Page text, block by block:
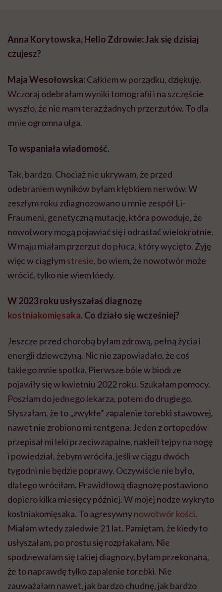
Anna Korytowska, Hello Zdrowie: Jak się dzisiaj
czujesz?
Maja Wesołowska: Całkiem w porządku, dziękuję.
Wczoraj odebrałam wyniki tomografii i na szczęście
wyszło, że nie mam teraz żadnych przerzutów. To dla
mnie ogromna ulga.
To wspaniała wiadomość.
Tak, bardzo. Chociaż nie ukrywam, że przed
odebraniem wyników byłam kłębkiem nerwów. W
zeszłym roku zdiagnozowano u mnie zespół Li-
Fraumeni, genetyczną mutację, która powoduje, że
nowotwory mogą pojawiać się i odrastać wielokrotnie.
W maju miałam przerzut do płuca, który wycięto. Żyję
więc w ciągłymstresie, bo wiem, że nowotwór może
wrócić, tylko nie wiem kiedy.
W 2023 roku usłyszałaś diagnozę
kostniakomięsaka. Co działo się wcześniej?
Jeszcze przed chorobą byłam zdrową, pełną życia i
energii dziewczyną. Nic nie zapowiadało, że coś
takiego mnie spotka. Pierwsze bóle w biodrze
pojawiły się w kwietniu 2022 roku. Szukałam pomocy.
Poszłam do jednego lekarza, potem do drugiego.
Słyszałam, że to „zwykłe” zapalenie torebki stawowej,
nawet nie zrobiono mi rentgena. Jeden z ortopedów
przepisał mi leki przeciwzapalne, nakleił tejpy na nogę
i powiedział, żebym wróciła, jeśli w ciągu dwóch
tygodni nie będzie poprawy. Oczywiście nie było,
dlatego wróciłam. Prawidłową diagnozę postawiono
dopiero kilka miesięcy później. W mojej nodze wykryto
kostniakomięsaka. To agresywnynowotwór kości.
Miałam wtedy zaledwie 21 lat. Pamiętam, że kiedy to
usłyszałam, po prostu się rozpłakałam. Nie
spodziewałam się takiej diagnozy, byłam przekonana,
że to naprawdę tylko zapalenie torebki. Nie
zauważałam nawet, jak bardzo chudnę, jak bardzo